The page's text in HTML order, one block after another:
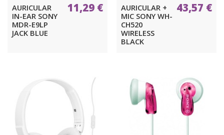
AURICULAR
IN-EAR SONY
MDR-E9LP
JACK BLUE
11,29 €
AURICULAR +
MIC SONY WH-
CH520
WIRELESS
BLACK
43,57 €